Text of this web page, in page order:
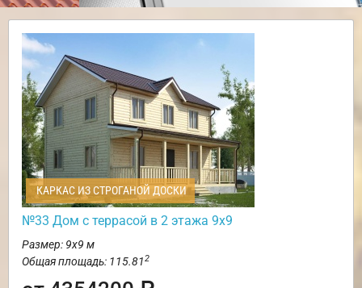
КАРКАС ИЗ СТРОГАНОЙ ДОСКИ
№33 Дом с террасой в 2 этажа 9х9
Размер: 9х9 м
Общая площадь: 115.812